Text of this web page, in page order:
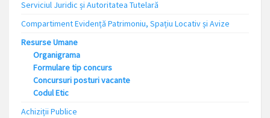
Serviciul Juridic și Autoritatea Tutelară
Compartiment Evidență Patrimoniu, Spațiu Locativ și Avize
Resurse Umane
Organigrama
Formulare tip concurs
Concursuri posturi vacante
Codul Etic
Achiziții Publice